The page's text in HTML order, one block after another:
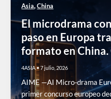
Asia,China
El microdrama
paso en Europa
formato en
4ASIA•7 julio, 2026
AIME —AI Micro-drama
primer concurso europeo